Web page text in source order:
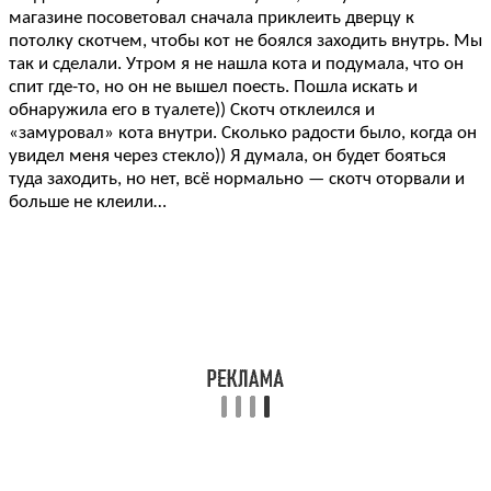
магазине посоветовал сначала приклеить дверцу к
потолку скотчем, чтобы кот не боялся заходить внутрь. Мы
так и сделали. Утром я не нашла кота и подумала, что он
спит где-то, но он не вышел поесть. Пошла искать и
обнаружила его в туалете)) Скотч отклеился и
«замуровал» кота внутри. Сколько радости было, когда он
увидел меня через стекло)) Я думала, он будет бояться
туда заходить, но нет, всё нормально — скотч оторвали и
больше не клеили…